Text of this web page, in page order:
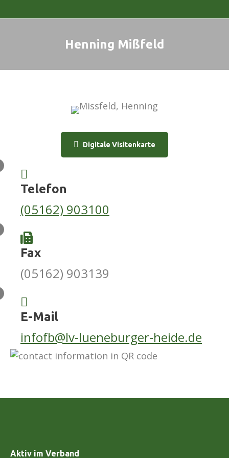
Henning Mißfeld
Digitale Visitenkarte
Telefon
(05162) 903100
Fax
(05162) 903139
E-Mail
infofb@lv-lueneburger-heide.de
Aktiv im Verband